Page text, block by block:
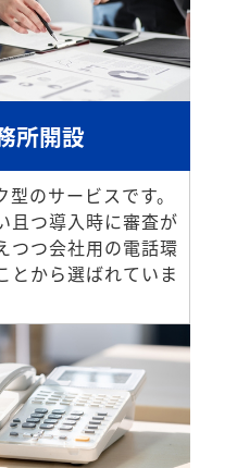
所開設
のサービスです。
且つ導入時に審査が
つつ会社用の電話環
とから選ばれていま